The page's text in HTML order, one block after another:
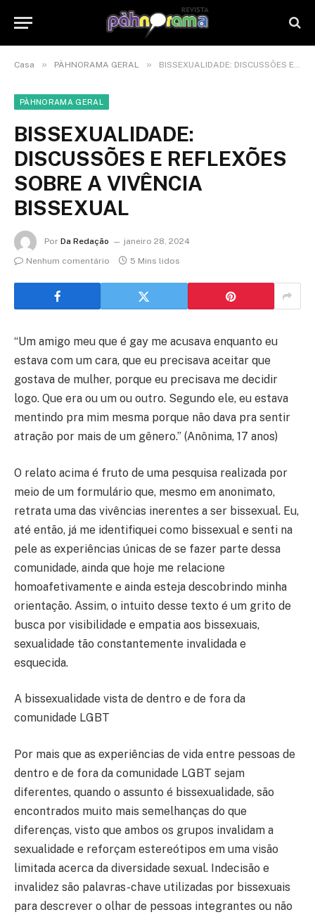
Casa » PÀHNORAMA GERAL » BISSEXUALIDADE: DISCUSSÕES E REFLEXÕES SOBRE A VIVÊNCIA BISSEXUAL
PÀHNORAMA GERAL
BISSEXUALIDADE:
DISCUSSÕES E REFLEXÕES
SOBRE A VIVÊNCIA
BISSEXUAL
Por Da Redação
janeiro 28, 2024
Nenhum comentário
5 Mins lidos
“Um amigo meu que é gay me acusava enquanto eu
estava com um cara, que eu precisava aceitar que
gostava de mulher, porque eu precisava me decidir
logo. Que era ou um ou outro. Segundo ele, eu estava
mentindo pra mim mesma porque não dava pra sentir
atração por mais de um gênero.” (Anônima, 17 anos)
O relato acima é fruto de uma pesquisa realizada por
meio de um formulário que, mesmo em anonimato,
retrata uma das vivências inerentes a ser bissexual. Eu,
até então, já me identifiquei como bissexual e senti na
pele as experiências únicas de se fazer parte dessa
comunidade, ainda que hoje me relacione
homoafetivamente e ainda esteja descobrindo minha
orientação. Assim, o intuito desse texto é um grito de
busca por visibilidade e empatia aos bissexuais,
sexualidade tão constantemente invalidada e
esquecida.
A bissexualidade vista de dentro e de fora da
comunidade LGBT
Por mais que as experiências de vida entre pessoas de
dentro e de fora da comunidade LGBT sejam
diferentes, quando o assunto é bissexualidade, são
encontrados muito mais semelhanças do que
diferenças, visto que ambos os grupos invalidam a
sexualidade e reforçam estereótipos em uma visão
limitada acerca da diversidade sexual. Indecisão e
invalidez são palavras-chave utilizadas por bissexuais
para descrever o olhar de pessoas integrantes ou não